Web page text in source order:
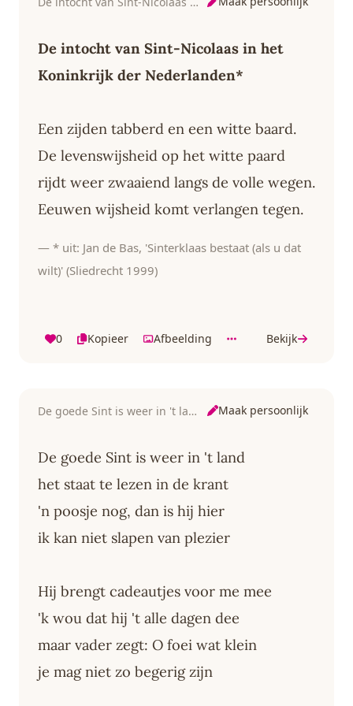
De intocht van Sint-Nicolaas in het
Koninkrijk der Nederlanden*
Een zijden tabberd en een witte baard.
De levenswijsheid op het witte paard
rijdt weer zwaaiend langs de volle wegen.
Eeuwen wijsheid komt verlangen tegen.
— * uit: Jan de Bas, 'Sinterklaas bestaat (als u dat
wilt)' (Sliedrecht 1999)
0 Kopieer Afbeelding Bekijk
De goede Sint is weer in 't land Maak persoonlijk
De goede Sint is weer in 't land
het staat te lezen in de krant
'n poosje nog, dan is hij hier
ik kan niet slapen van plezier
Hij brengt cadeautjes voor me mee
'k wou dat hij 't alle dagen dee
maar vader zegt: O foei wat klein
je mag niet zo begerig zijn